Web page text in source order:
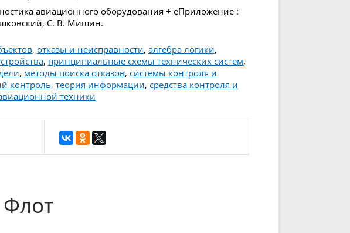
авиационного оборудования + еПриложение :
С. В. Мишин.
, отказы и неисправности, алгебра логики,
, принципиальные схемы технических систем,
, методы поиска отказов, системы контроля и
контроль, теория информации, средства контроля и
техники